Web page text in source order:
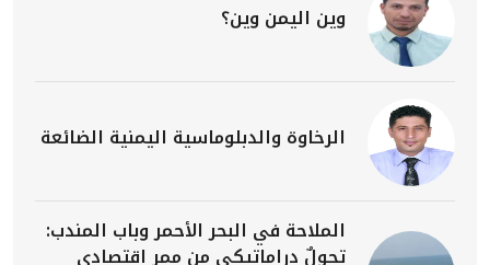
وين اليمن وين؟
الرخاوة والدبلوماسية اليمنية الضائعة
الملاحة في البحر الأحمر وباب المندب:
تحولٌ دراماتيكي من ممرٍ اقتصادي